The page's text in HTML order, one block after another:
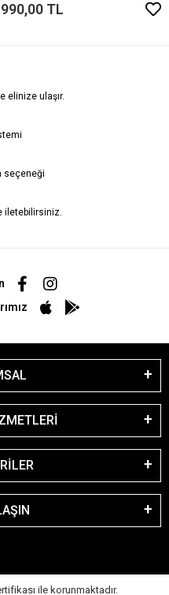
990,00 TL
elinize ulaşır.
seçeneği
iletebilirsiniz.
ile korunmaktadır.